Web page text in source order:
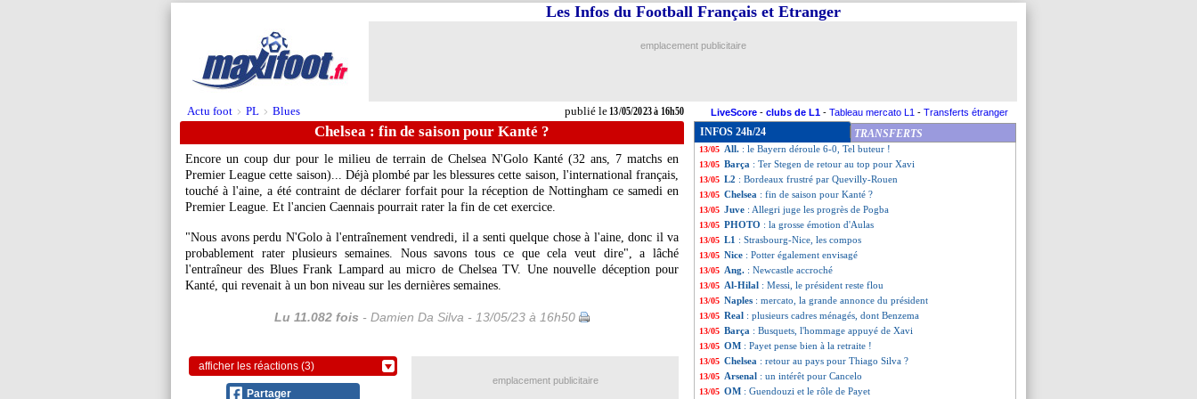
Actu foot > PL > Blues publié le13/05/2023 à 16h50
Les Infos du Football Français et Etranger
emplacement publicitaire
LiveScore - clubs de L1 - Tableau mercato L1 - Transferts étranger
Chelsea : fin de saison pour Kanté ?
Encore un coup dur pour le milieu de terrain de Chelsea N'Golo Kanté (32 ans, 7 matchs en
Premier League cette saison)... Déjà plombé par les blessures cette saison, l'international français,
touché à l'aine, a été contraint de déclarer forfait pour la réception de Nottingham ce samedi en
Premier League. Et l'ancien Caennais pourrait rater la fin de cet exercice.
"Nous avons perdu N'Golo à l'entraînement vendredi, il a senti quelque chose à l'aine, donc il va
probablement rater plusieurs semaines. Nous savons tous ce que cela veut dire", a lâché
l'entraîneur des Blues Frank Lampard au micro de Chelsea TV. Une nouvelle déception pour
Kanté, qui revenait à un bon niveau sur les dernières semaines.
Lu 11.082 fois - Damien Da Silva - 13/05/23 à 16h50
afficher les réactions (3)
Partager
INFOS 24h/24 TRANSFERTS
13/05 Nice: le coup de pression de Dante !
13/05 Strasbourg
13/05 Ang.: Martial brille pour MU, Tottenham chute
13/05 Strasbourg : Diallo, un buteur express
13/05 All. : le Bayern déroule 6-0, Tel buteur !
13/05 Barça : Ter Stegen de retour au top pour Xavi
13/05 L2 : Bordeaux frustré par Quevilly-Rouen
13/05 Chelsea : fin de saison pour Kanté ?
13/05 Juve : Allegri juge les progrès de Pogba
13/05 PHOTO : la grosse émotion d'Aulas
13/05 L1 : Strasbourg-Nice, les compos
13/05 Nice : Potter également envisagé
13/05 Ang. : Newcastle accroché
13/05 Al-Hilal : Messi, le président reste flou
13/05 Naples : mercato, la grande annonce du président
13/05 Real : plusieurs cadres ménagés, dont Benzema
13/05 Barça : Busquets, l'hommage appuyé de Xavi
13/05 OM : Payet pense bien à la retraite !
13/05 Chelsea : retour au pays pour Thiago Silva ?
13/05 Arsenal : un intérêt pour Cancelo
13/05 OM : Guendouzi et le rôle de Payet
emplacement publicitaire